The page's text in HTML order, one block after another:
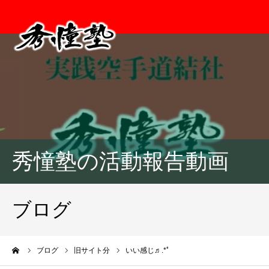
秀憧塾の活動報告動画
ブログ
ブログ 旧サイト分 いい感じ♬.*ﾟ